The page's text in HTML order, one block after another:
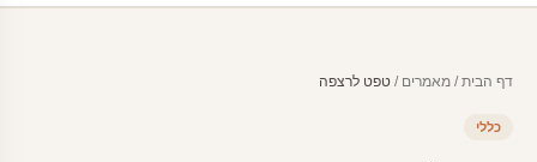
דף הבית / מאמרים / טפט לרצפה
כללי